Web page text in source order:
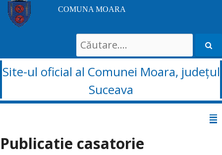
COMUNA MOARA
Search
for:
Site-ul oficial al Comunei Moara, județul
Suceava
conținut
Publicatie casatorie